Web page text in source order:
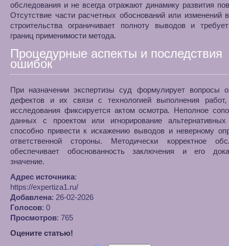
обследования и не всегда отражают динамику развития
Отсутствие части расчетных обоснований или изменений
строительства ограничивает полноту выводов и
границ применимости метода.
Процедурные аспекты и последствия
ошибок
При назначении экспертизы суд формулирует вопросы
дефектов и их связи с технологией выполнения
исследования фиксируется актом осмотра. Неполное
данных с проектом или игнорирование
способно привести к искажению выводов и неверному
ответственной стороны. Методически корректное
обеспечивает обоснованность заключения и его
значение.
Адрес источника:
https://expertiza1.ru/
Добавлена: 26-02-2026
Голосов: 0
Просмотров: 765
Оцените статью!